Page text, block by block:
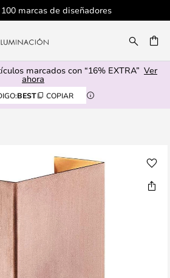
marcas de diseñadores
marcados con “16% EXTRA” Ver
ahora
BEST COPIAR